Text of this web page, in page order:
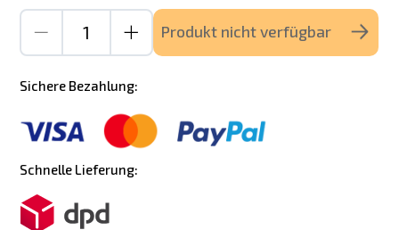
Produkt nicht verfügbar
Sichere Bezahlung:
Schnelle Lieferung: